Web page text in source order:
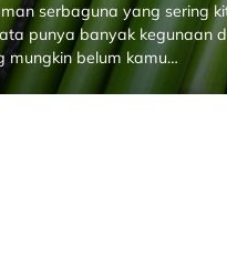
serbaguna yang sering
punya banyak kegunaan
mungkin belum kamu…
Oktober 11, 2024